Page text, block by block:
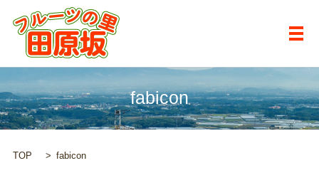
メ
fabicon
TOP fabicon